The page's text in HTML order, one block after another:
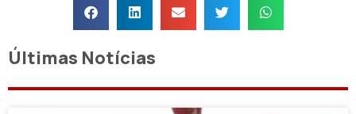
Últimas Notícias